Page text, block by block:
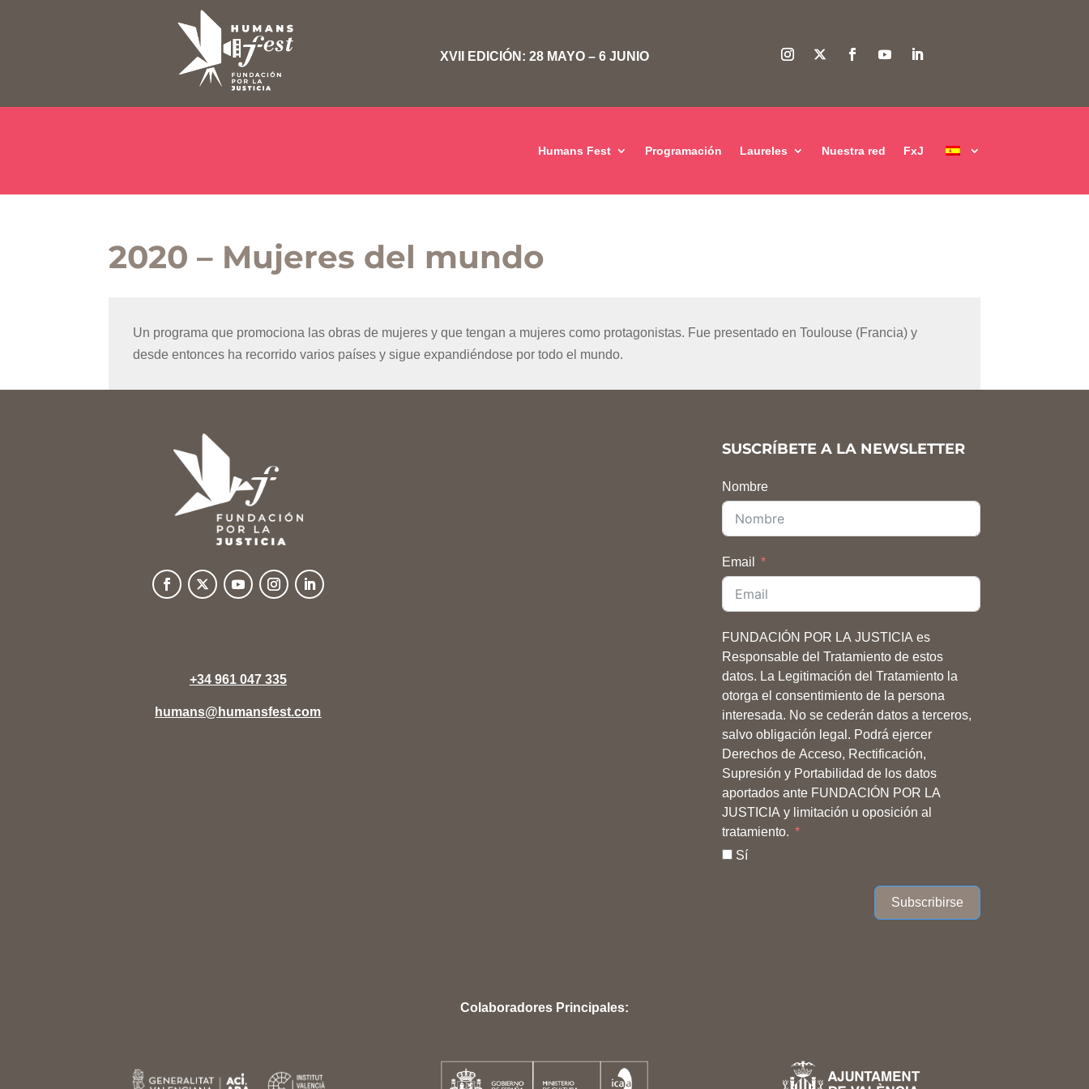
XVII EDICIÓN: 28 MAYO – 6 JUNIO
Humans Fest Programación Laureles Nuestra red FxJ
2020 – Mujeres del mundo
Un programa que promociona las obras de mujeres y que tengan a mujeres como protagonistas. Fue presentado en Toulouse (Francia) y
desde entonces ha recorrido varios países y sigue expandiéndose por todo el mundo.
+34 961 047 335
humans@humansfest.com
SUSCRÍBETE A LA NEWSLETTER
Nombre
Email
FUNDACIÓN POR LA JUSTICIA es
Responsable del Tratamiento de estos
datos. La Legitimación del Tratamiento la
otorga el consentimiento de la persona
interesada. No se cederán datos a terceros,
salvo obligación legal. Podrá ejercer
Derechos de Acceso, Rectificación,
Supresión y Portabilidad de los datos
aportados ante FUNDACIÓN POR LA
JUSTICIA y limitación u oposición al
tratamiento.
Sí
Subscribirse
Colaboradores Principales: